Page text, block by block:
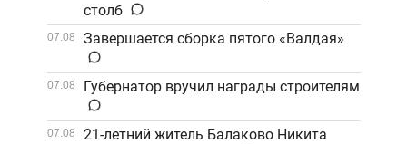
столб
07.08 Завершается сборка пятого «Валдая»
07.08 Губернатор вручил награды строителям
07.08
21-летний житель Балаково Никита